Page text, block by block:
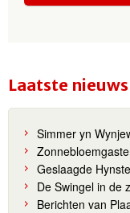
Laatste nieuws
Simmer yn
Geslaagde
De Swingel in de
Berichten van